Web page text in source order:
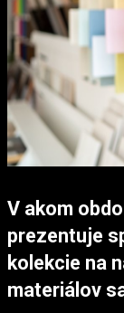
V akom
prezentuje
kolekcie na
materiálov